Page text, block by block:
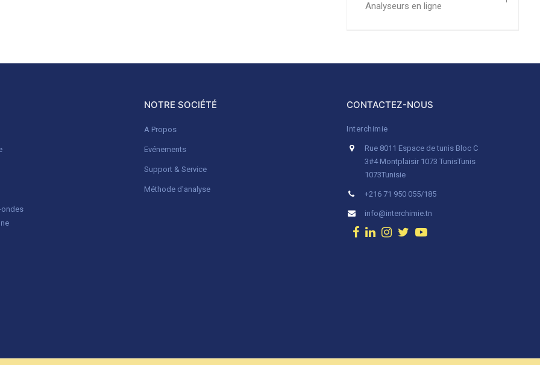
Analyseurs en ligne
ondes
NOTRE SOCIÉTÉ
A Propos
Evénements
Support & Service
Méthode d'analyse
CONTACTEZ-NOUS
Interchimie
Rue 8011 Espace de tunis Bloc C
3#4 Montplaisir 1073 TunisTunis
1073Tunisie
+216 71 950 055/185
info@interchimie.tn